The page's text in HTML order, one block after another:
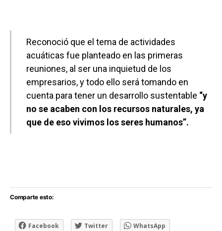
Reconoció que el tema de actividades
acuáticas fue planteado en las primeras
reuniones, al ser una inquietud de los
empresarios, y todo ello será tomando en
cuenta para tener un desarrollo sustentable “y
no se acaben con los recursos naturales, ya
que de eso vivimos los seres humanos”.
Comparte esto:
Facebook Twitter WhatsApp